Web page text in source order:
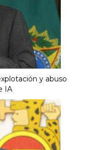
y abuso
IA